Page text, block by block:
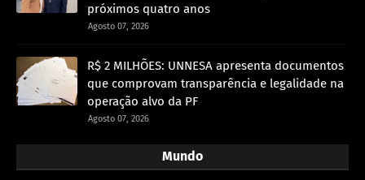
próximos quatro anos
Agosto 07, 2026
R$ 2 MILHÕES: UNNESA apresenta documentos
que comprovam transparência e legalidade na
operação alvo da PF
Agosto 07, 2026
Mundo